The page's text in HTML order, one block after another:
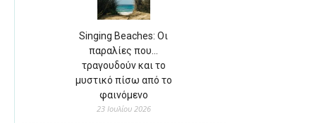
Singing Beaches: Οι
παραλίες που…
τραγουδούν και το
μυστικό πίσω από το
φαινόμενο
23 Ιουλίου 2026